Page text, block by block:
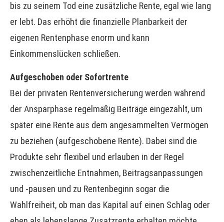
bis zu seinem Tod eine zusätzliche Rente, egal wie lang
er lebt. Das erhöht die finanzielle Planbarkeit der
eigenen Rentenphase enorm und kann
Einkommenslücken schließen.
Aufgeschoben oder Sofortrente
Bei der privaten Rentenversicherung werden während
der Ansparphase regelmäßig Beiträge eingezahlt, um
später eine Rente aus dem angesammelten Vermögen
zu beziehen (aufgeschobene Rente). Dabei sind die
Produkte sehr flexibel und erlauben in der Regel
zwischenzeitliche Entnahmen, Beitragsanpassungen
und -pausen und zu Rentenbeginn sogar die
Wahlfreiheit, ob man das Kapital auf einen Schlag oder